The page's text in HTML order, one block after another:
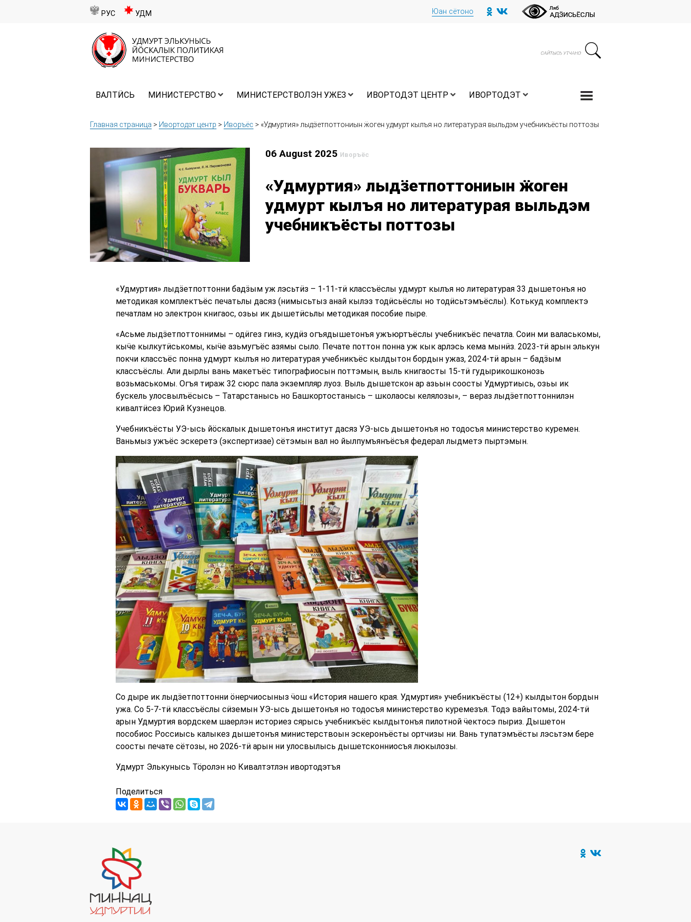
РУС УДМ Юан сётоно
ВАЛТӤСЬ МИНИСТЕРСТВО МИНИСТЕРСТВОЛЭН УЖЕЗ ИВОРТОДЭТ ЦЕНТР ИВОРТОДЭТ
Главная страница > Ивортодэт центр > Иворъёс > «Удмуртия» лыдӟетпоттониын ӝоген удмурт кылъя но литературая выльдэм учебникъёсты поттозы
06 August 2025 Иворъёс
«Удмуртия» лыдӟетпоттониын ӝоген
удмурт кылъя но литературая выльдэм
учебникъёсты поттозы
«Удмуртия» лыдӟетпоттонни бадӟым уж лэсьтӥз – 1-11-тӥ классъёслы удмурт кылъя но литературая 33 дышетонъя но
методикая комплектъёс печатьлы дасяз (нимысьтыз анай кылэз тодӥсьёслы но тодӥсьтэмъёслы). Котькуд комплектэ
печатлам но электрон книгаос, озьы ик дышетӥсьлы методикая пособие пыре.
«Асьме лыдӟетпоттоннимы – одӥгез гинэ, кудӥз огъядышетонъя ужъюртъёслы учебникъёс печатла. Соин ми валаськомы,
кыӵе кылкутӥськомы, кыӵе азьмугъёс азямы сыло. Печате поттон понна уж кык арлэсь кема мынӥз. 2023-тӥ арын элькун
покчи классъёс понна удмурт кылъя но литературая учебникъёс кылдытон бордын ужаз, 2024-тӥ арын – бадӟым
классъёслы. Али дырлы вань макетъёс типографиосын поттэмын, выль книгаосты 15-тӥ гудырикошконозь
возьмаськомы. Огъя тираж 32 сюрс пала экземпляр луоз. Выль дышетскон ар азьын соосты Удмуртиысь, озьы ик
бускель улосвылъёсысь – Татарстанысь но Башкортостанысь – школаосы келялозы», – вераз лыдӟетпоттоннилэн
кивалтӥсез Юрий Кузнецов.
Учебникъёсты УЭ-ысь йӧскалык дышетонъя институт дасяз УЭ-ысь дышетонъя но тодосъя министерство куремен.
Ваньмыз ужъёс эскеретэ (экспертизае) сётэмын вал но йылпумъянъёсъя федерал лыдметэ пыртэмын.
Со дыре ик лыдӟетпоттонни ӧнерчиосыныз ӵош «История нашего края. Удмуртия» учебникъёсты (12+) кылдытон бордын
ужа. Со 5-7-тӥ классъёслы сӥземын УЭ-ысь дышетонъя но тодосъя министерство куремезъя. Тодэ вайытомы, 2024-тӥ
арын Удмуртия вордскем шаерлэн историез сярысь учебникъёс кылдытонъя пилотной ӵектосэ пыриз. Дышетон
пособиос Россиысь калыкез дышетонъя министерствоын эскеронъёсты ортчизы ни. Вань тупатэмъёсты лэсьтэм бере
соосты печате сётозы, но 2026-тӥ арын ни улосвылысь дышетсконниосъя люкылозы.
Удмурт Элькунысь Тӧролэн но Кивалтэтлэн ивортодэтъя
Поделиться